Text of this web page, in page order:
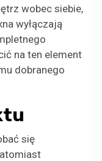
wobec siebie,
wyłączają
na ten element
dobranego
się